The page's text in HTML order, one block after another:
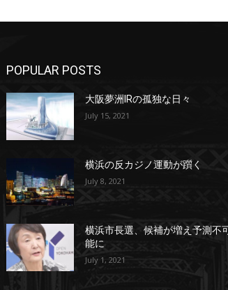
POPULAR POSTS
大阪夢洲IRの孤独な日々
July 15, 2021
横浜の反カジノ運動が躓く
July 8, 2021
横浜市長選、候補が増え予測不
能に
July 1, 2021